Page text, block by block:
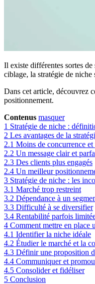
Il existe différentes sortes
ciblage, la stratégie de
Dans cet article, découvrez
positionnement.
Contenus masquer
1 Stratégie de niche :
2 Les avantages de la
2.1 Moins de concurrence
2.2 Un message clair et
2.3 Des clients plus engagés
2.4 Un meilleur
3 Stratégie de niche : les
3.1 Marché trop restreint
3.2 Dépendance à un
3.3 Difficulté à se diversifier
3.4 Rentabilité parfois
4 Comment mettre en place
4.1 Identifier la niche idéale
4.2 Étudier le marché et la
4.3 Définir une proposition
4.4 Communiquer et
4.5 Consolider et fidéliser
5 Conclusion